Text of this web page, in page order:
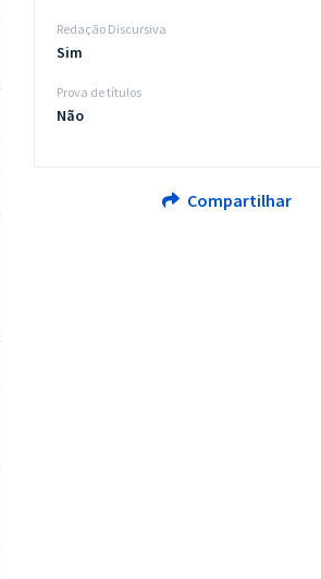
Redação Discursiva
Sim
Prova de títulos
Não
Compartilhar